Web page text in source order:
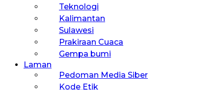
Teknologi
Kalimantan
Sulawesi
Prakiraan Cuaca
Gempa bumi
Laman
Pedoman Media Siber
Kode Etik